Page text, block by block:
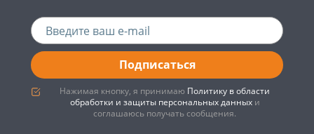
Подписаться
Нажимая кнопку, я принимаю Политику в области
обработки и защиты персональных данныхи
соглашаюсь получать сообщения.